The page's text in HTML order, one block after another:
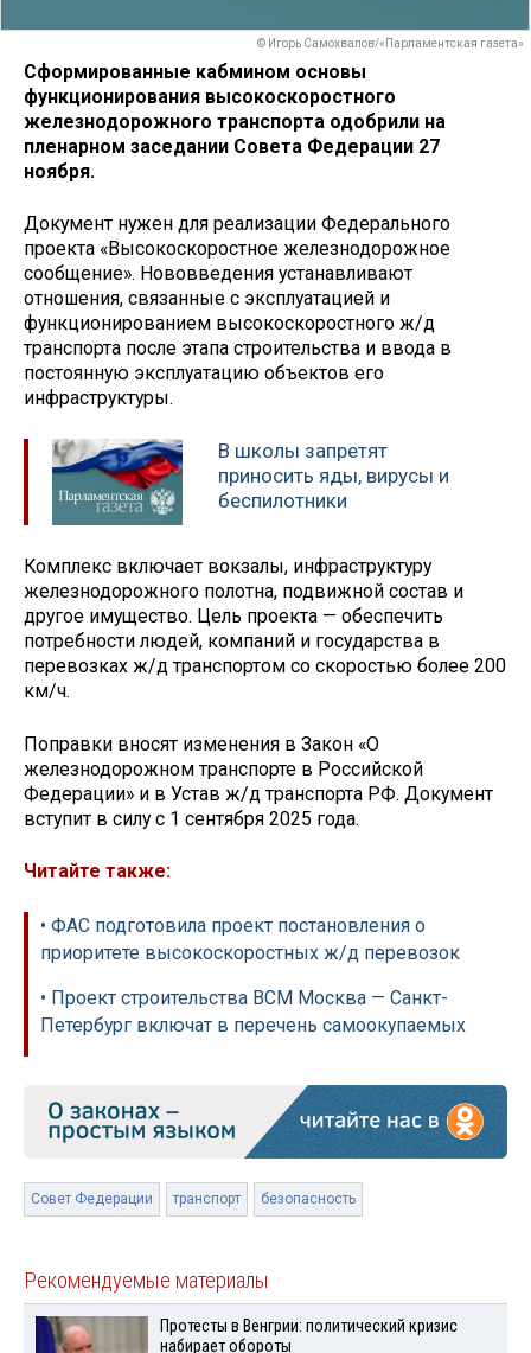
© Игорь Самохвалов/«Парламентская газета»
Сформированные кабмином основы
функционирования высокоскоростного
железнодорожного транспорта одобрили на
пленарном заседании Совета Федерации 27
ноября.
Документ нужен для реализации Федерального
проекта «Высокоскоростное железнодорожное
сообщение». Нововведения устанавливают
отношения, связанные с эксплуатацией и
функционированием высокоскоростного ж/д
транспорта после этапа строительства и ввода в
постоянную эксплуатацию объектов его
инфраструктуры.
В школы запретят
приносить яды, вирусы и
беспилотники
Комплекс включает вокзалы, инфраструктуру
железнодорожного полотна, подвижной состав и
другое имущество. Цель проекта — обеспечить
потребности людей, компаний и государства в
перевозках ж/д транспортом со скоростью более 200
км/ч.
Поправки вносят изменения в Закон «О
железнодорожном транспорте в Российской
Федерации» и в Устав ж/д транспорта РФ. Документ
вступит в силу с 1 сентября 2025 года.
Читайте также:
• ФАС подготовила проект постановления о
приоритете высокоскоростных ж/д перевозок
• Проект строительства ВСМ Москва — Санкт-
Петербург включат в перечень самоокупаемых
Совет Федерации транспорт безопасность
Рекомендуемые материалы
Протесты в Венгрии: политический кризис
набирает обороты